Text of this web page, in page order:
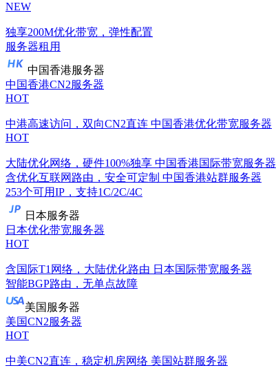
NEW
独享200M优化带宽，弹性配置
服务器租用
中国香港服务器
中国香港CN2服务器
HOT
中港高速访问，双向CN2直连 中国香港优化带宽服务器
HOT
大陆优化网络，硬件100%独享 中国香港国际带宽服务器
含优化互联网路由，安全可定制 中国香港站群服务器
253个可用IP，支持1C/2C/4C
日本服务器
日本优化带宽服务器
HOT
含国际T1网络，大陆优化路由 日本国际带宽服务器
智能BGP路由，无单点故障
美国服务器
美国CN2服务器
HOT
中美CN2直连，稳定机房网络 美国站群服务器